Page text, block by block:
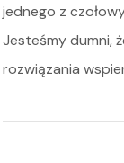
jednego z
Jesteśmy dumni,
rozwiązania